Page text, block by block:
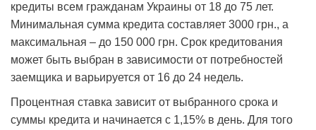
кредиты всем гражданам Украины от 18 до 75 лет.
Минимальная сумма кредита составляет 3000 грн., а
максимальная – до 150 000 грн. Срок кредитования
может быть выбран в зависимости от потребностей
заемщика и варьируется от 16 до 24 недель.
Процентная ставка зависит от выбранного срока и
суммы кредита и начинается с 1,15% в день. Для того